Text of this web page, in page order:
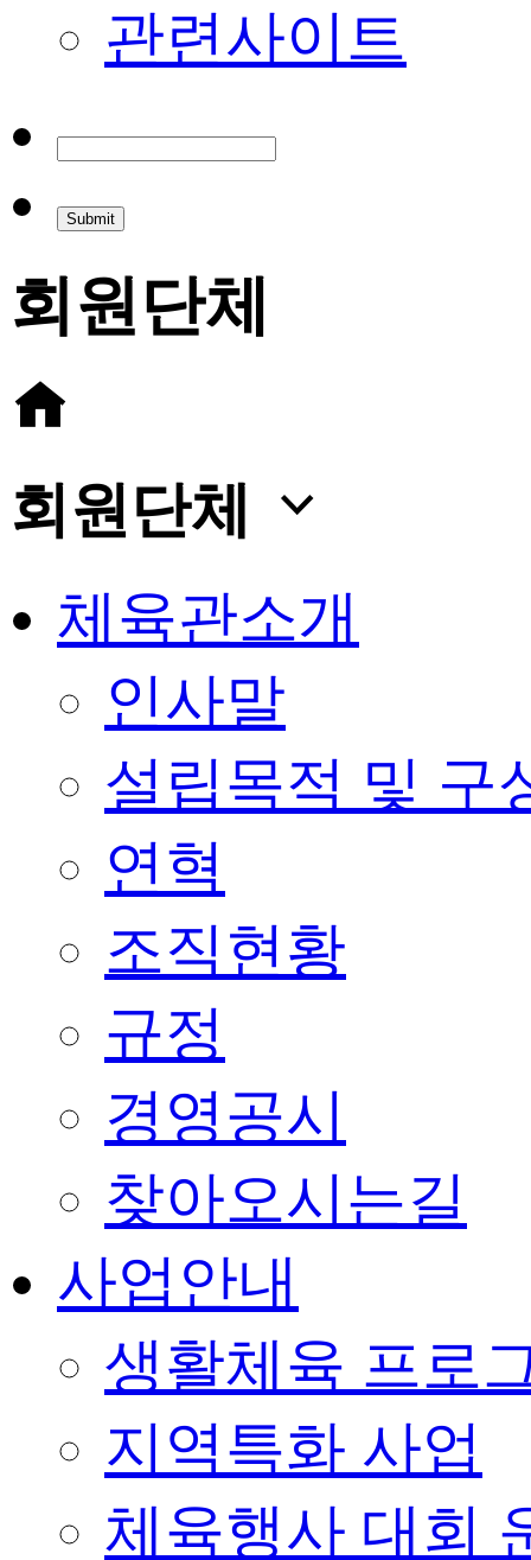
관련사이트
회원단체
회원단체
체육관소개
인사말
설립목적 및 구
연혁
조직현황
규정
경영공시
찾아오시는길
사업안내
생활체육 프로
지역특화 사업
체육행사 대회